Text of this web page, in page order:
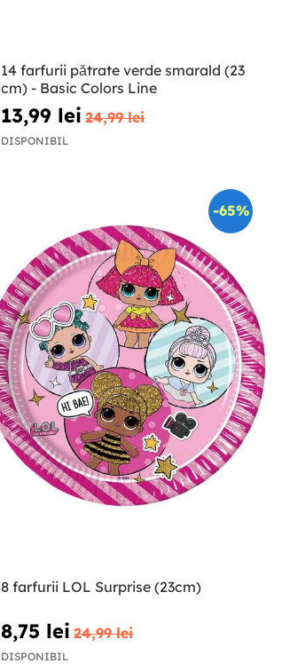
14 farfurii pătrate verde smarald (23
cm) - Basic Colors Line
13,99 lei 24,99 lei
DISPONIBIL
-65%
8 farfurii LOL Surprise (23cm)
8,75 lei 24,99 lei
DISPONIBIL